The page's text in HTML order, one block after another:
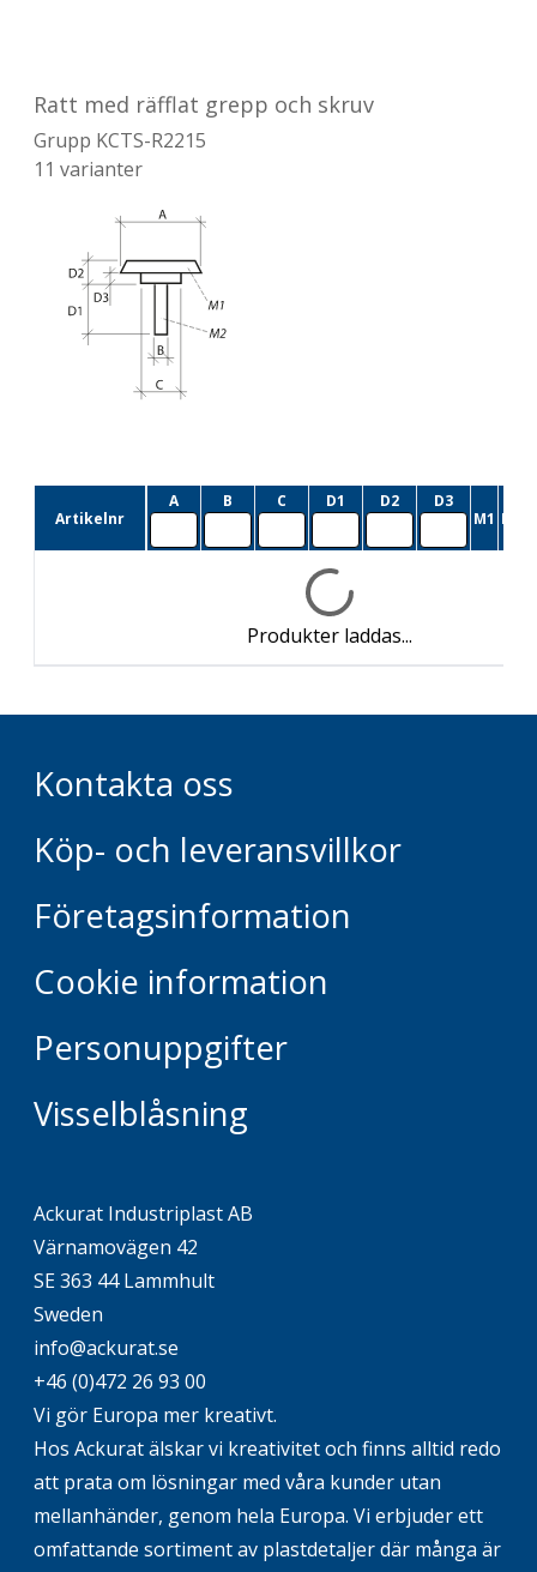
Ratt med räfflat grepp och skruv
Grupp KCTS-R2215
11 varianter
Artikelnr
A B C D1 D2
D3
M1 M2
Produkter laddas...
Kontakta oss
Köp- och leveransvillkor
Företagsinformation
Cookie information
Personuppgifter
Visselblåsning
Ackurat Industriplast AB
Värnamovägen 42
SE 363 44 Lammhult
Sweden
info@ackurat.se
+46 (0)472 26 93 00
Vi gör Europa mer kreativt.
Hos Ackurat älskar vi kreativitet och finns alltid redo
att prata om lösningar med våra kunder utan
mellanhänder, genom hela Europa. Vi erbjuder ett
omfattande sortiment av plastdetaljer där många är